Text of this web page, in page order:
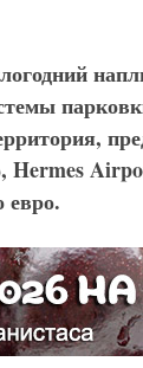
Hermes
евро.